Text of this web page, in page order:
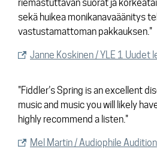
riemastuttavan suorat ja
sekä huikea monikanavaäänitys
vastustamattoman pakkauksen."
Janne Koskinen / YLE 1
"Fiddler’s Spring is an excellent
music and music you will likely
highly recommend a listen."
Mel Martin / Audiophile Audition